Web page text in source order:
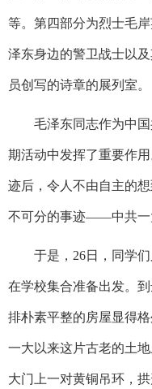
等。第四部分为烈士毛
泽东身边的警卫战士以
员创写的诗章的展列室。
毛泽东同志作为中
期活动中发挥了重要作
迹后，令人不由自主的
不可分的事迹——中共一
于是， 26日，同学
在学校集合准备出发。
排朴素平整的房屋显得
一大以来这片古老的土
大门上一对黄铜吊环，